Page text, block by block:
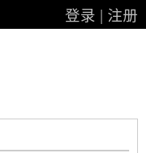
登录 注册